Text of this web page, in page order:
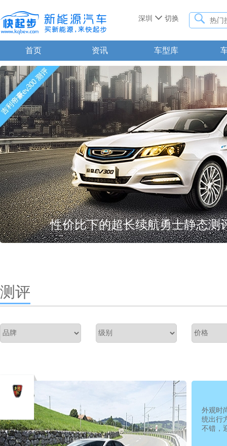
深圳  切换 
首页 资讯 车型库
性价比下的超长续航勇士静态测
测评
外观时
统出行
不错，